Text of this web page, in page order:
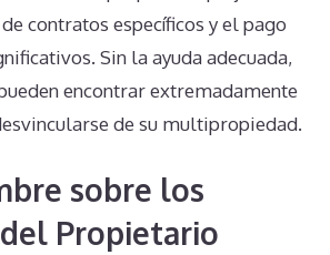
contratos específicos y el pago
Sin la ayuda adecuada,
encontrar extremadamente
de su multipropiedad.
sobre los
Propietario